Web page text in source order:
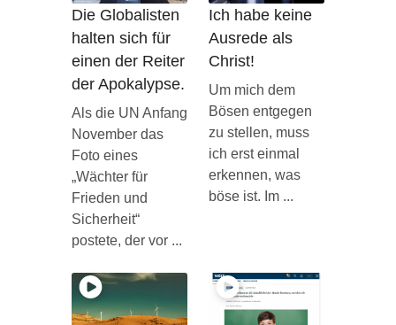
Die Globalisten
halten sich für
einen der Reiter
der Apokalypse.
Als die UN Anfang
November das
Foto eines
„Wächter für
Frieden und
Sicherheit“
postete, der vor ...
Ich habe keine
Ausrede als
Christ!
Um mich dem
Bösen entgegen
zu stellen, muss
ich erst einmal
erkennen, was
böse ist. Im ...